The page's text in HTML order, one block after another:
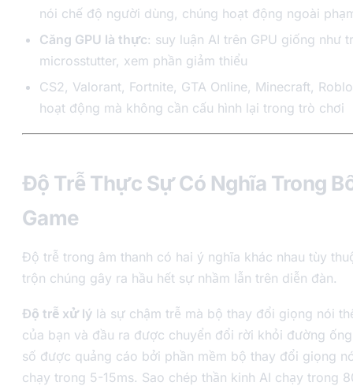
nói chế độ người dùng, chúng hoạt động ngoài
Căng GPU là thực: suy luận AI trên GPU giống như
microsstutter, xem phần giảm thiểu
CS2, Valorant, Fortnite, GTA Online, Minecraft,
hoạt động mà không cần cấu hình lại trong trò chơi
Độ Trễ Thực Sự Có Nghĩa Trong
Game
Độ trễ trong âm thanh có hai ý nghĩa khác nhau tùy
trộn chúng gây ra hầu hết sự nhầm lẫn trên diễn đàn.
Độ trễ xử lý là sự chậm trễ mà bộ thay đổi giọng nói
của bạn và đầu ra được chuyển đổi rời khỏi đường
số được quảng cáo bởi phần mềm bộ thay đổi giọng
chạy trong 5-15ms. Sao chép thần kinh AI chạy trong